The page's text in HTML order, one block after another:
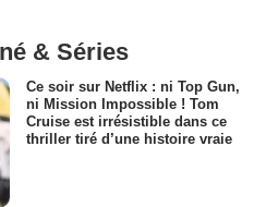
& Séries
Ce soir sur Netflix : ni Top Gun,
ni Mission Impossible ! Tom
Cruise est irrésistible dans ce
thriller tiré d’une histoire vraie